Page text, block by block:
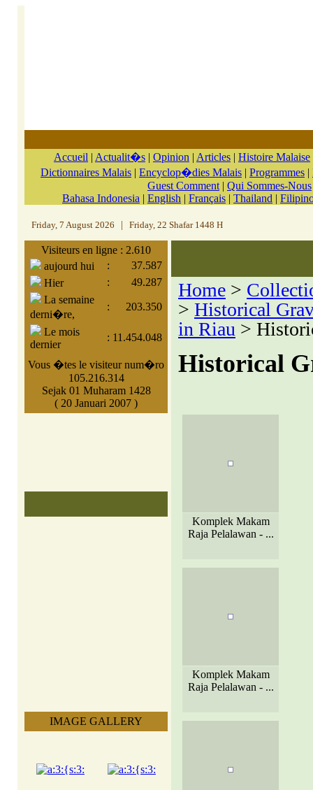
Accueil | Actualit�s | Opinion | Articles | Histoire Malaise
Dictionnaires Malais | Encyclop�dies Malais | Programmes |
Guest Comment | Qui Sommes-Nous
Bahasa Indonesia | English | Français | Thailand |
Friday, 7 August 2026 Friday, 22 Shafar 1448 H
Visiteurs en ligne : 2.610
aujourd hui
:
37.587
Hier
:
49.287
La semaine
derni�re,
: 203.350
Le mois
dernier
: 11.454.048
Vous �tes le visiteur num�ro
105.216.314
Sejak 01 Muharam 1428
( 20 Januari 2007 )
IMAGE GALLERY
Home >
> Historical
in Riau >
Historical
Komplek Makam
Raja Pelalawan - ...
Komplek Makam
Raja Pelalawan - ...